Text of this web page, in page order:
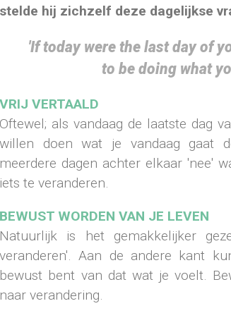
stelde hij zichzelf deze dagelijkse
'If today were the last day of
to be doing what
VRIJ VERTAALD
Oftewel; als vandaag de laatste dag
willen doen wat je vandaag gaat
meerdere dagen achter elkaar 'nee'
iets te veranderen.
BEWUST WORDEN VAN JE LEVEN
Natuurlijk is het gemakkelijker
veranderen'. Aan de andere kant
bewust bent van dat wat je voelt.
naar verandering.